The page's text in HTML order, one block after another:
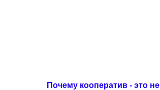
Почему кооператив - это не